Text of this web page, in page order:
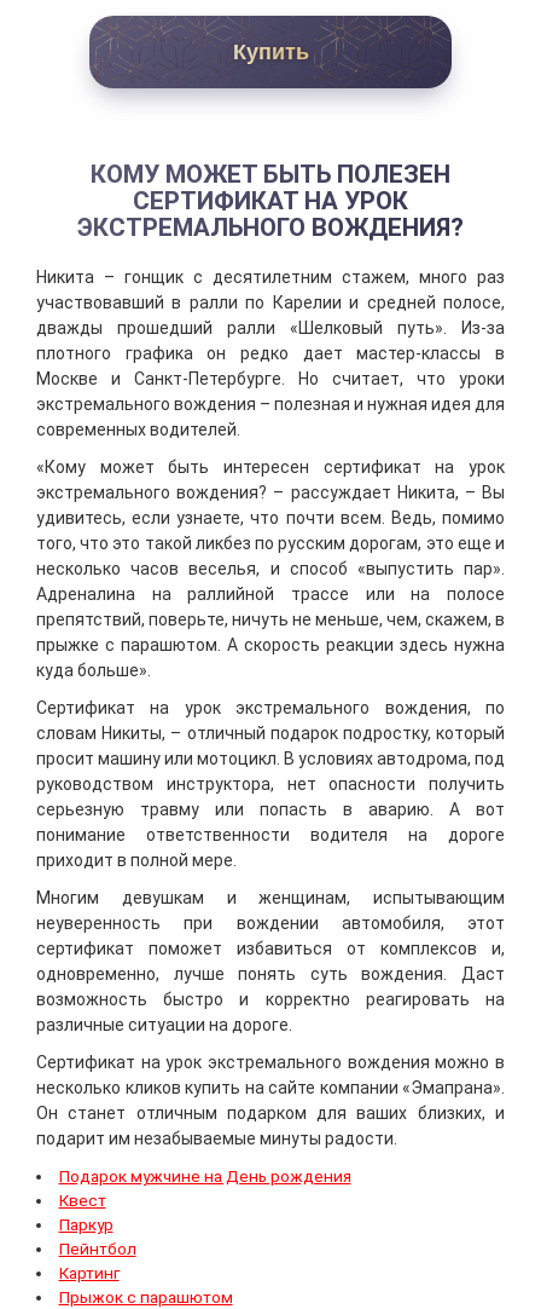
Купить
КОМУ МОЖЕТ БЫТЬ ПОЛЕЗЕН
СЕРТИФИКАТ НА УРОК
ЭКСТРЕМАЛЬНОГО ВОЖДЕНИЯ?
Никита – гонщик с десятилетним стажем, много раз
участвовавший в ралли по Карелии и средней полосе,
дважды прошедший ралли «Шелковый путь». Из-за
плотного графика он редко дает мастер-классы в
Москве и Санкт-Петербурге. Но считает, что уроки
экстремального вождения – полезная и нужная идея для
современных водителей.
«Кому может быть интересен сертификат на урок
экстремального вождения? – рассуждает Никита, – Вы
удивитесь, если узнаете, что почти всем. Ведь, помимо
того, что это такой ликбез по русским дорогам, это еще и
несколько часов веселья, и способ «выпустить пар».
Адреналина на раллийной трассе или на полосе
препятствий, поверьте, ничуть не меньше, чем, скажем, в
прыжке с парашютом. А скорость реакции здесь нужна
куда больше».
Сертификат на урок экстремального вождения, по
словам Никиты, – отличный подарок подростку, который
просит машину или мотоцикл. В условиях автодрома, под
руководством инструктора, нет опасности получить
серьезную травму или попасть в аварию. А вот
понимание ответственности водителя на дороге
приходит в полной мере.
Многим девушкам и женщинам, испытывающим
неуверенность при вождении автомобиля, этот
сертификат поможет избавиться от комплексов и,
одновременно, лучше понять суть вождения. Даст
возможность быстро и корректно реагировать на
различные ситуации на дороге.
Сертификат на урок экстремального вождения можно в
несколько кликов купить на сайте компании «Эмапрана».
Он станет отличным подарком для ваших близких, и
подарит им незабываемые минуты радости.
Подарок мужчине на День рождения
Квест
Паркур
Пейнтбол
Картинг
Прыжок с парашютом